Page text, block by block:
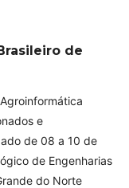
de
e
de 08 a 10 de
de Engenharias
do Norte